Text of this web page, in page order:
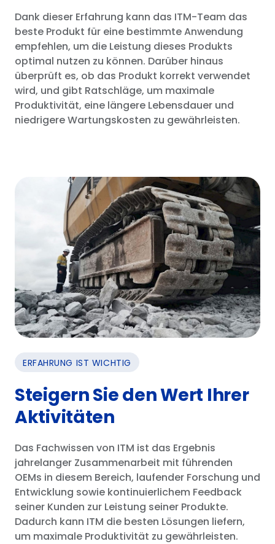
Dank dieser Erfahrung kann das ITM-Team das
beste Produkt für eine bestimmte Anwendung
empfehlen, um die Leistung dieses Produkts
optimal nutzen zu können. Darüber hinaus
überprüft es, ob das Produkt korrekt verwendet
wird, und gibt Ratschläge, um maximale
Produktivität, eine längere Lebensdauer und
niedrigere Wartungskosten zu gewährleisten.
ERFAHRUNG IST WICHTIG
Steigern Sie den Wert Ihrer
Aktivitäten
Das Fachwissen von ITM ist das Ergebnis
jahrelanger Zusammenarbeit mit führenden
OEMs in diesem Bereich, laufender Forschung und
Entwicklung sowie kontinuierlichem Feedback
seiner Kunden zur Leistung seiner Produkte.
Dadurch kann ITM die besten Lösungen liefern,
um maximale Produktivität zu gewährleisten.